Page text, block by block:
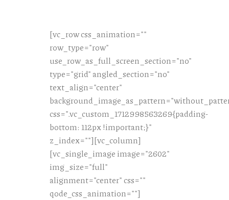
[vc_row css_animation=""
row_type="row"
use_row_as_full_screen_section="no"
type="grid" angled_section="no"
text_align="center"
css=".vc_custom_1712998563269{padding-
bottom: 112px !important;}"
z_index=""][vc_column]
[vc_single_image image="2602"
img_size="full"
alignment="center" css=""
qode_css_animation=""]